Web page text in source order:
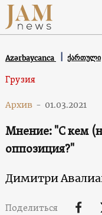
Azərbaycanca ქართული
Грузия
Архив - 01.03.2021
Мнение: "С кем
оппозиция?"
Димитри
Поделиться